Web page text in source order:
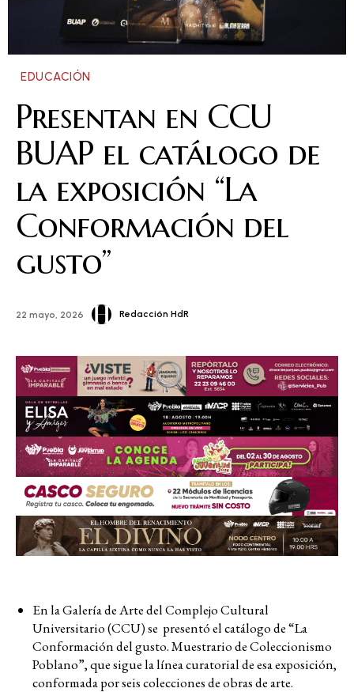
EDUCACIÓN
Presentan en CCU
BUAP el catálogo de
la exposición “La
Conformación del
gusto”
22 mayo, 2026 Redacción HdR
En la Galería de Arte del Complejo Cultural
Universitario (CCU) se presentó el catálogo de “La
Conformación del gusto. Muestrario de Coleccionismo
Poblano”, que sigue la línea curatorial de esa exposición,
conformada por seis colecciones de obras de arte.